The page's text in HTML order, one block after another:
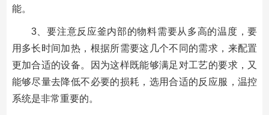
能。
3、要注意反应釜内部的物料需要从多高的温度，要
用多长时间加热，根据所需要这几个不同的需求，来配置
更加合适的设备。因为这样既能够满足对工艺的要求，又
能够尽量去降低不必要的损耗，选用合适的反应服，温控
系统是非常重要的。